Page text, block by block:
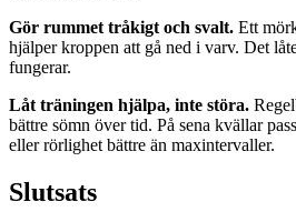
Gör rummet tråkigt och svalt. Ett
hjälper kroppen att gå ned i varv. Det
fungerar.
Låt träningen hjälpa, inte störa.
bättre sömn över tid. På sena kvällar
eller rörlighet bättre än maxintervaller.
Slutsats